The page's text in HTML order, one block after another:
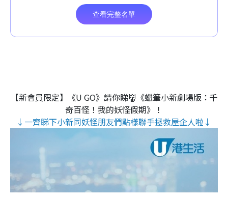
【新會員限定】《U GO》請你睇👹《蠟筆小新劇場版：千
奇百怪！我的妖怪假期》！
↓一齊睇下小新同妖怪朋友們點樣聯手拯救屋企人啦↓